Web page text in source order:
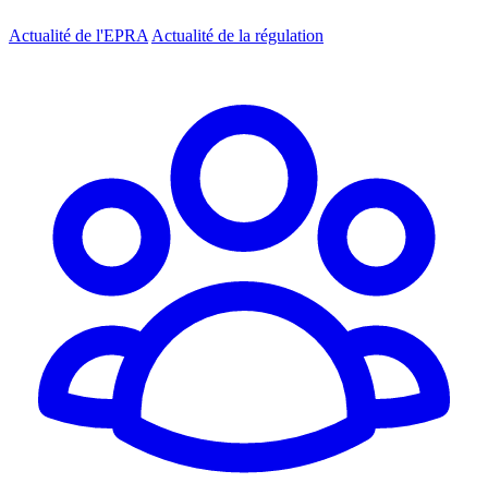
Actualité de l'EPRA Actualité de la régulation